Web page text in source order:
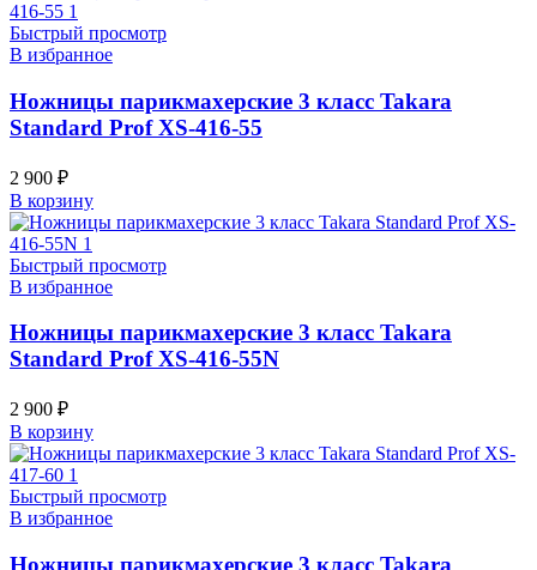
Быстрый просмотр
В избранное
Ножницы парикмахерские 3 класс Takara
Standard Prof XS-416-55
2 900 ₽
В корзину
Быстрый просмотр
В избранное
Ножницы парикмахерские 3 класс Takara
Standard Prof XS-416-55N
2 900 ₽
В корзину
Быстрый просмотр
В избранное
Ножницы парикмахерские 3 класс Takara